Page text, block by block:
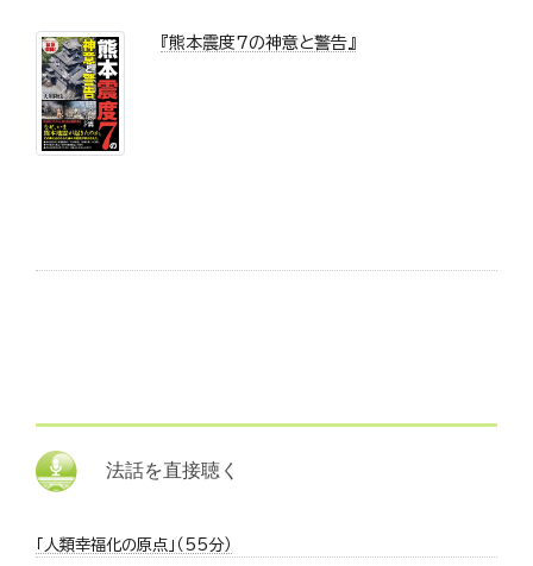
『熊本震度7の神意と警告』
法話を直接聴く
「人類幸福化の原点」（55分）